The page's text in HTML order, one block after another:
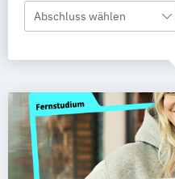
Abschluss wählen